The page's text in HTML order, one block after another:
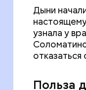
Дыни
узнала у
Польза
— Если
исключить
повышению